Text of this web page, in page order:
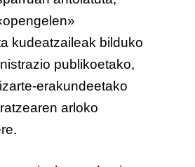
kudeatzaileak bilduko
publikoetako,
erakundeetako
arloko